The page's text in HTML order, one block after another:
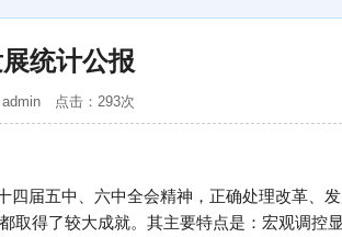
统计公报
点击：293次
四届五中、六中全会精神，正确处理改革、
取得了较大成就。其主要特点是：宏观调控